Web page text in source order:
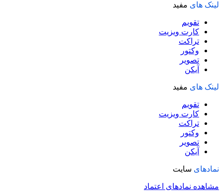
لینک های مفید
تقویم
کارت ویزیت
تراکت
وکتور
تصویر
آیکن
لینک های مفید
تقویم
کارت ویزیت
تراکت
وکتور
تصویر
آیکن
نمادهای سایت
مشاهده نمادهای اعتماد